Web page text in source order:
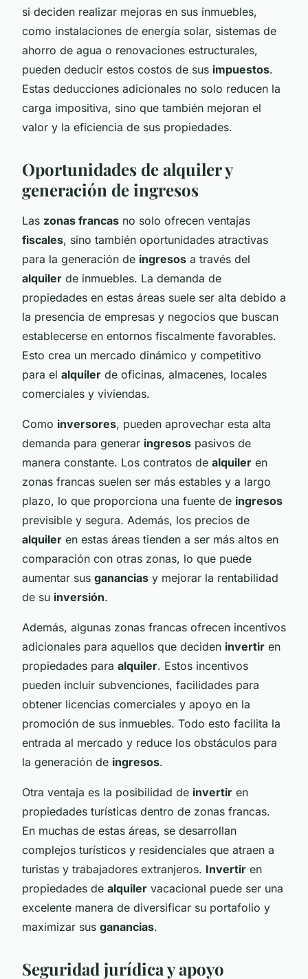
si deciden realizar mejoras en sus inmuebles,
como instalaciones de energía solar, sistemas de
ahorro de agua o renovaciones estructurales,
pueden deducir estos costos de sus impuestos.
Estas deducciones adicionales no solo reducen la
carga impositiva, sino que también mejoran el
valor y la eficiencia de sus propiedades.
Oportunidades de alquiler y
generación de ingresos
Las zonas francas no solo ofrecen ventajas
fiscales, sino también oportunidades atractivas
para la generación de ingresos a través del
alquiler de inmuebles. La demanda de
propiedades en estas áreas suele ser alta debido a
la presencia de empresas y negocios que buscan
establecerse en entornos fiscalmente favorables.
Esto crea un mercado dinámico y competitivo
para el alquiler de oficinas, almacenes, locales
comerciales y viviendas.
Como inversores, pueden aprovechar esta alta
demanda para generar ingresos pasivos de
manera constante. Los contratos de alquiler en
zonas francas suelen ser más estables y a largo
plazo, lo que proporciona una fuente de ingresos
previsible y segura. Además, los precios de
alquiler en estas áreas tienden a ser más altos en
comparación con otras zonas, lo que puede
aumentar sus ganancias y mejorar la rentabilidad
de su inversión.
Además, algunas zonas francas ofrecen incentivos
adicionales para aquellos que deciden invertir en
propiedades para alquiler. Estos incentivos
pueden incluir subvenciones, facilidades para
obtener licencias comerciales y apoyo en la
promoción de sus inmuebles. Todo esto facilita la
entrada al mercado y reduce los obstáculos para
la generación de ingresos.
Otra ventaja es la posibilidad de invertir en
propiedades turísticas dentro de zonas francas.
En muchas de estas áreas, se desarrollan
complejos turísticos y residenciales que atraen a
turistas y trabajadores extranjeros. Invertir en
propiedades de alquiler vacacional puede ser una
excelente manera de diversificar su portafolio y
maximizar sus ganancias.
Seguridad jurídica y apoyo